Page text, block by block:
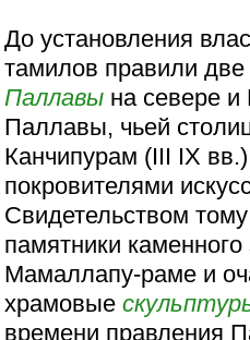
До установления
тамилов правили
Паллавы на севере
Паллавы, чьей
Канчипурам (III IX
покровителями
Свидетельством
памятники каменного
Мамаллапу-раме и
храмовые
времени правления